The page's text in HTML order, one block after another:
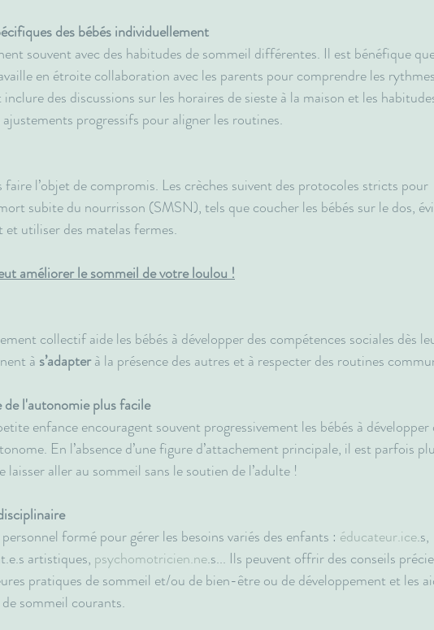
des bébés individuellement
souvent avec des habitudes de sommeil différentes. Il est bénéfique
en étroite collaboration avec les parents pour comprendre les
des discussions sur les horaires de sieste à la maison et les
progressifs pour aligner les routines.
l’objet de compromis. Les crèches suivent des protocoles stricts pour
subite du nourrisson (SMSN), tels que coucher les bébés sur le dos,
et utiliser des matelas fermes.
améliorer le sommeil de votre loulou !
collectif aide les bébés à développer des compétences sociales dès
à s’adapter à la présence des autres et à respecter des routines
de l'autonomie plus facile
enfance encouragent souvent progressivement les bébés à développer
En l’absence d’une figure d’attachement principale, il est parfois
laisser aller au sommeil sans le soutien de l’adulte !
formé pour gérer les besoins variés des enfants : éducateur.ice.s,
artistiques, psychomotricien.ne.s... Ils peuvent offrir des conseils
pratiques de sommeil et/ou de bien-être ou de développement et les
sommeil courants.